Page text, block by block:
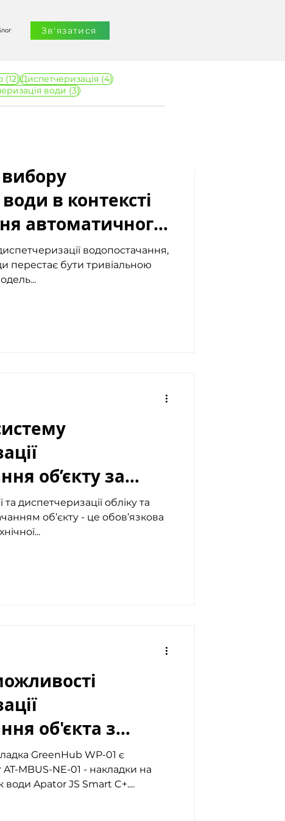
Зв'язатися
(12)12 постів
Диспетчеризація (4)4 пости
води (3)3 пости
в контексті
автоматичного
водопостачання,
перестає бути тривіальною
об’єкту за
та ПЗ
диспетчеризації обліку та
об’єкту - це обов’язкова
об'єкта з
01 GreenHub WP-01 є
MBUS-NE-01 - накладки на
Apator JS Smart C+....